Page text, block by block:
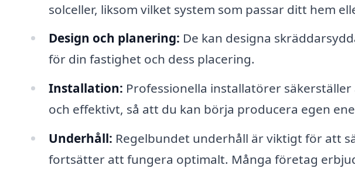
solceller, liksom vilket system som passar ditt hem
Design och planering: De kan designa
för din fastighet och dess placering.
Installation: Professionella installatörer
och effektivt, så att du kan börja producera egen
Underhåll: Regelbundet underhåll är viktigt för att
fortsätter att fungera optimalt. Många företag